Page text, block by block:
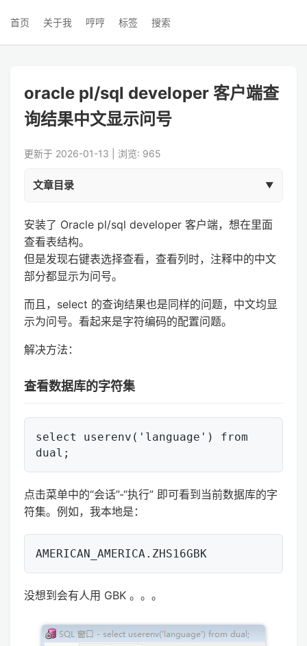
首页 关于我 哼哼 标签 搜索
oracle pl/sql developer 客户端查
询结果中文显示问号
更新于 2026-01-13 | 浏览: 965
文章目录
安装了 Oracle pl/sql developer 客户端，想在里面
查看表结构。
但是发现右键表选择查看，查看列时，注释中的中文
部分都显示为问号。
而且，select 的查询结果也是同样的问题，中文均显
示为问号。看起来是字符编码的配置问题。
解决方法：
查看数据库的字符集
select userenv('language') from
点击菜单中的“会话”-“执行” 即可看到当前数据库的字
符集。例如，我本地是：
没想到会有人用 GBK 。。。